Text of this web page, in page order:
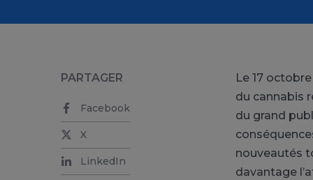
Le 17
du cannabis
du grand
nouveautés
davantage
PARTAGER
Facebook
X
LinkedIn